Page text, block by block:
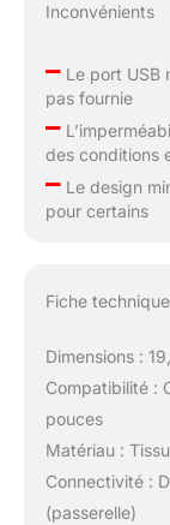
Inconvénients
–Le port USB
pas fournie
–
des conditions
–Le design
pour certains
Fiche technique
Dimensions :
Compatibilité :
pouces
Matériau :
Connectivité :
(passerelle)